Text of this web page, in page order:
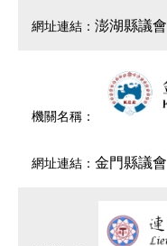
澎湖縣議會
金門縣議會